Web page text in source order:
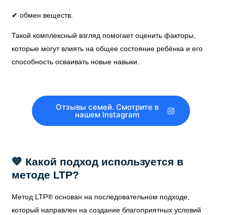
✔ обмен веществ.
Такой комплексный взгляд помогает оценить факторы,
которые могут влиять на общее состояние ребёнка и его
способность осваивать новые навыки.
Отзывы семей. Смотрите в
нашем Instagram
💙 Какой подход используется в
методе LTP?
Метод LTP® основан на последовательном подходе,
который направлен на создание благоприятных условий